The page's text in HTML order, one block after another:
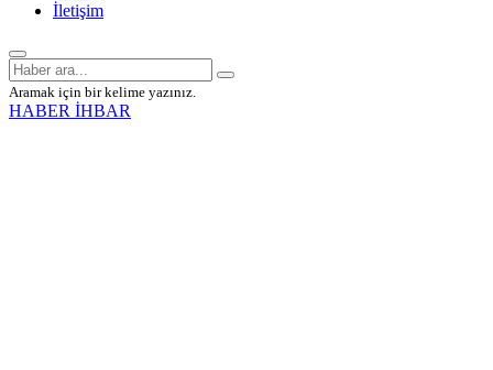
İletişim
Aramak için bir kelime yazınız.
HABER İHBAR